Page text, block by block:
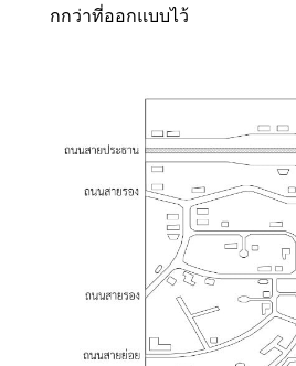
กกว่าที่ออกแบบไว้